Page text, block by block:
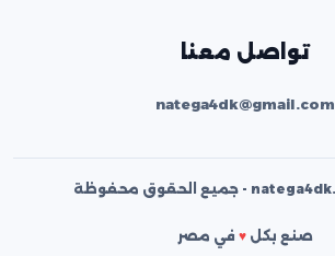
تواصل معنا
natega4dk@gmail.com
صنع بكل ♥ في مصر